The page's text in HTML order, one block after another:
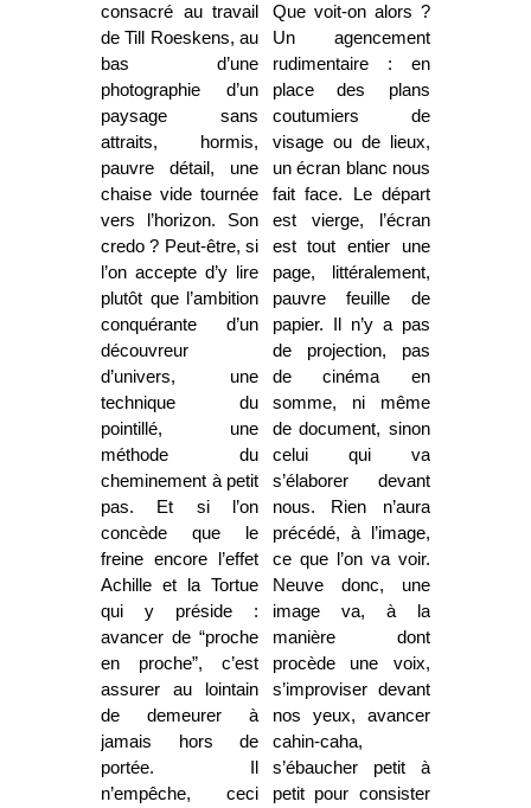
consacré au travail
de Till Roeskens, au
bas d’une
photographie d’un
paysage sans
attraits, hormis,
pauvre détail, une
chaise vide tournée
vers l’horizon. Son
credo ? Peut-être, si
l’on accepte d’y lire
plutôt que l’ambition
conquérante d’un
découvreur
d’univers, une
technique du
pointillé, une
méthode du
cheminement à petit
pas. Et si l’on
concède que le
freine encore l’effet
Achille et la Tortue
qui y préside :
avancer de “proche
en proche”, c’est
assurer au lointain
de demeurer à
jamais hors de
portée. Il
n’empêche, ceci
Que voit-on alors ?
Un agencement
rudimentaire : en
place des plans
coutumiers de
visage ou de lieux,
un écran blanc nous
fait face. Le départ
est vierge, l’écran
est tout entier une
page, littéralement,
pauvre feuille de
papier. Il n’y a pas
de projection, pas
de cinéma en
somme, ni même
de document, sinon
celui qui va
s’élaborer devant
nous. Rien n’aura
précédé, à l’image,
ce que l’on va voir.
Neuve donc, une
image va, à la
manière dont
procède une voix,
s’improviser devant
nos yeux, avancer
cahin-caha,
s’ébaucher petit à
petit pour consister